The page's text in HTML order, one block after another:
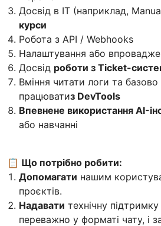
Досвід в IT (наприклад,
курси
Робота з API / Webhooks
Налаштування або
Досвід роботи з Ticket-
Вміння читати логи та базово
працюватиз DevTools
Впевнене використання AI-
або навчанні
📋 Що потрібно робити:
Допомагати нашим
проєктів.
Надавати технічну
переважно у форматі чату, і